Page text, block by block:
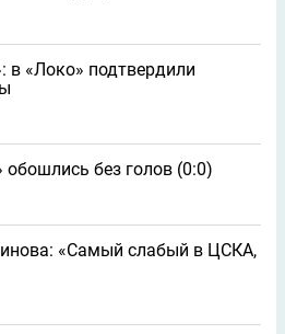
в «Локо» подтвердили
без голов (0:0)
«Самый слабый в ЦСКА,